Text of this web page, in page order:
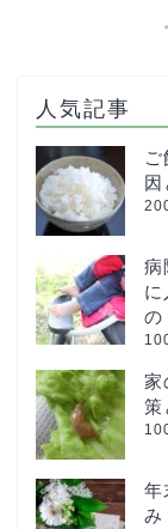
人気記事
因
病
に
の
家
策
年
み